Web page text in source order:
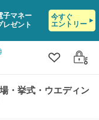
子マネー
レゼント
今すぐ
エントリー
クリップ
ログ
・挙式・ウエディン